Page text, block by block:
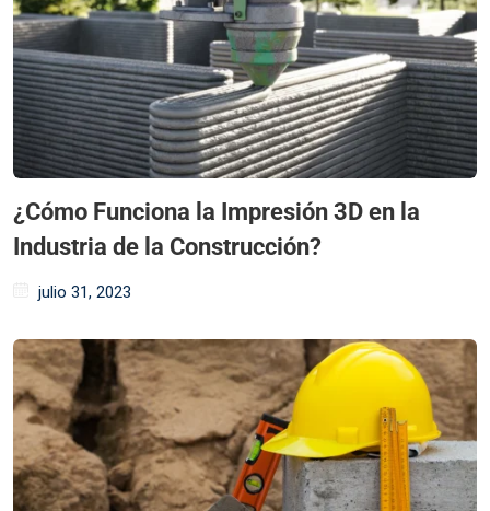
¿Cómo Funciona la Impresión 3D en la
Industria de la Construcción?
julio 31, 2023